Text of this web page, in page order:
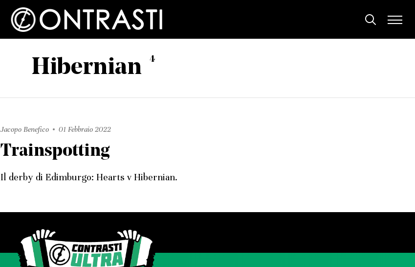
Hibernian 4
Jacopo Benefico 01 Febbraio 2022
Trainspotting
Il derby di Edimburgo: Hearts v Hibernian.